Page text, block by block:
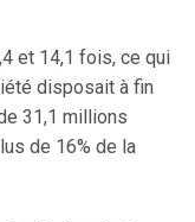
et 14,1 fois, ce qui
disposait à fin
31,1 millions
de 16% de la